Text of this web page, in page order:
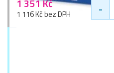
1 351 Kč
1 116 Kč bez DPH -